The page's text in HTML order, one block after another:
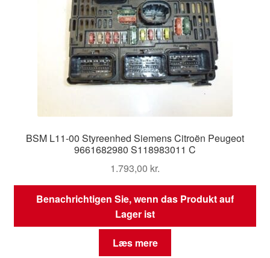
BSM L11-00 Styreenhed Siemens Citroën Peugeot
9661682980 S118983011 C
1.793,00 kr.
Benachrichtigen Sie, wenn das Produkt auf
Lager ist
Læs mere